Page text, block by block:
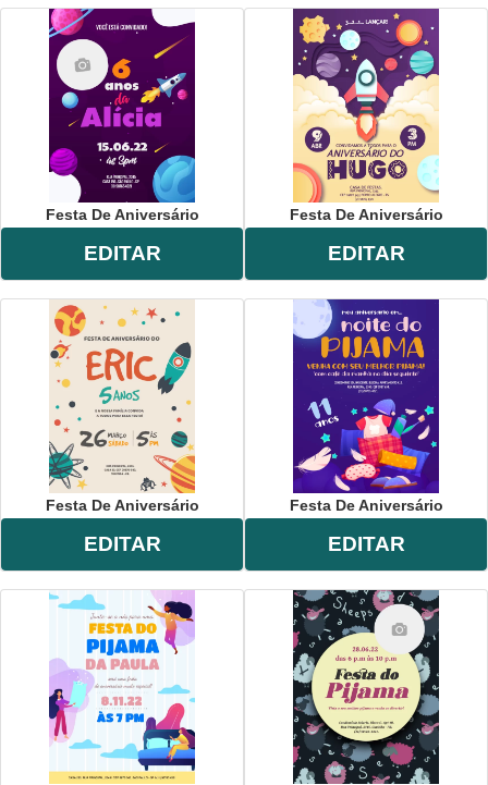
Festa De Aniversário
EDITAR
Festa De Aniversário
EDITAR
Festa De Aniversário
EDITAR
Festa De Aniversário
EDITAR